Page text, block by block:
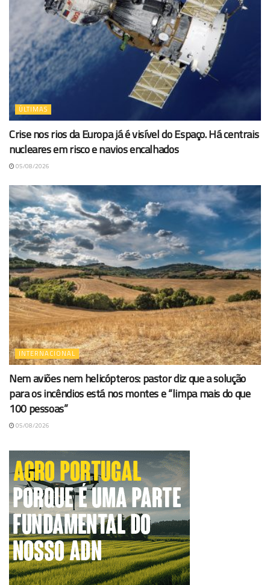
ÚLTIMAS
Crise nos rios da Europa já é visível do Espaço. Há centrais
nucleares em risco e navios encalhados
05/08/2026
INTERNACIONAL
Nem aviões nem helicópteros: pastor diz que a solução
para os incêndios está nos montes e “limpa mais do que
100 pessoas”
05/08/2026